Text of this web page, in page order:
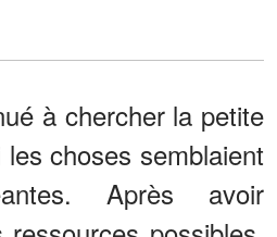
à chercher la petite
choses semblaient
Après avoir